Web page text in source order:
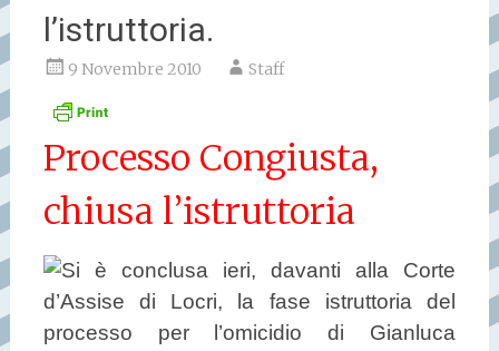
l’istruttoria.
9 Novembre 2010 Staff
Processo Congiusta,
chiusa l’istruttoria
Si è conclusa ieri, davanti alla Corte
d’Assise di Locri, la fase istruttoria del
processo per l’omicidio di Gianluca